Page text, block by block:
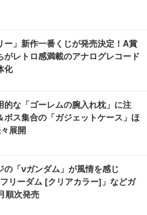
ー」新作一番くじが発売決定！A賞
がレトロ感満載のアナログレコード
化
的な「ゴーレムの腕入れ枕」に注
ボス集合の「ガジェットケース」ほ
展開
の「νガンダム」が風情を感じ
リーダム [クリアカラー]」などガ
順次発売